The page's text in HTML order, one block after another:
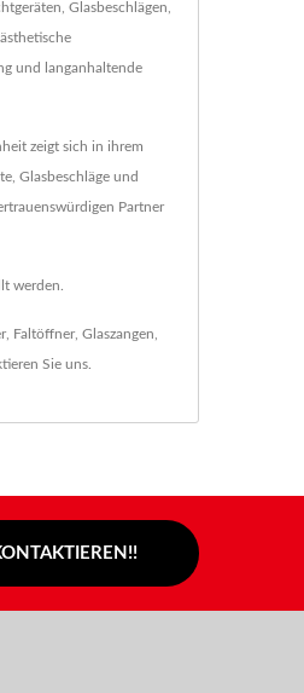
Glasbeschlägen,
und langanhaltende
zeigt sich in ihrem
Glasbeschläge und
Partner
werden.
, Faltöffner, Glaszangen
Sie uns